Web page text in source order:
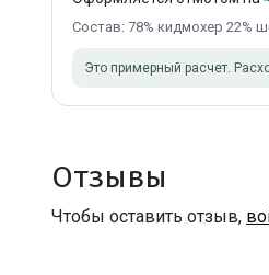
Состав: 78% кидмохер 22%
Это примерный расчет.
Отзывы
Чтобы оставить отзыв,